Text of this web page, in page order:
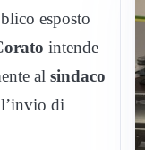
esposto
intende
al sindaco
di